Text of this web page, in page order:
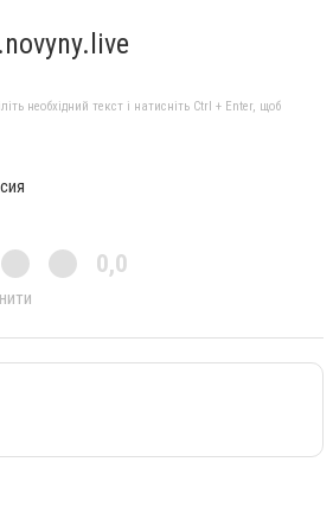
необхідний текст і натисніть Ctrl + Enter, щоб
0,0